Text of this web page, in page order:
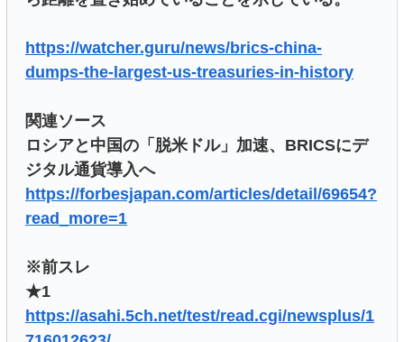
https://watcher.guru/news/brics-china-
dumps-the-largest-us-treasuries-in-history
関連ソース
ロシアと中国の「脱米ドル」加速、BRICSにデ
ジタル通貨導入へ
https://forbesjapan.com/articles/detail/69654?
read_more=1
※前スレ
★1
https://asahi.5ch.net/test/read.cgi/newsplus/1